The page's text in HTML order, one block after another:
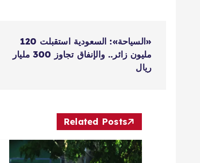
ص
«السياحة»: السعودية استقبلت 120
مليون زائر.. والإنفاق تجاوز 300 مليار
ريال
Related Posts